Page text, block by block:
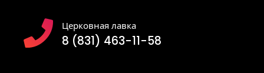
Церковная лавка
8 (831) 463-11-58